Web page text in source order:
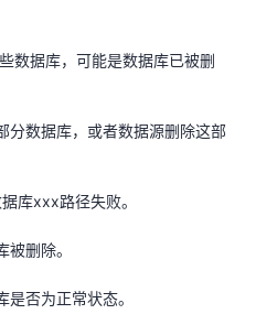
数据库，可能是数据库已被删
分数据库，或者数据源删除这部
库xxx路径失败。
被删除。
是否为正常状态。